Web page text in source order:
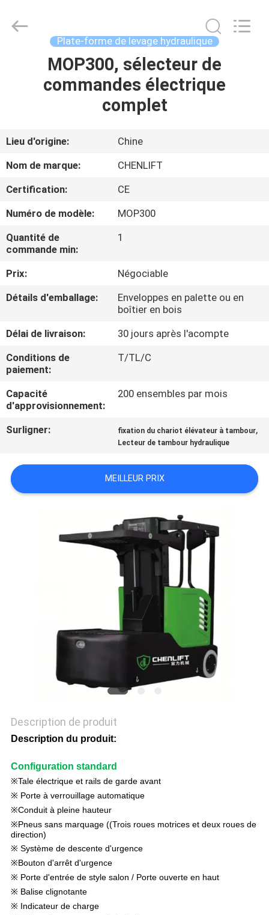
PRODUITS
À
DE
NOUS
VISITE
DE
CONTRÔLE
DE
LA
QUALITÉ
NOUS
CONTACTER
DE
CONFIDENTIALITÉ
MACHINERY
Plate-forme de levage hydraulique
MOP300, sélecteur de
commandes électrique
complet
Lieu d'origine:
Chine
Nom de marque:
CHENLIFT
Certification:
CE
Numéro de modèle:
MOP300
Quantité de
commande min:
1
Prix:
Négociable
Détails d'emballage:
Enveloppes en palette ou en
boîtier en bois
Délai de livraison:
30 jours après l'acompte
Conditions de
paiement:
T/TL/C
Capacité
d'approvisionnement:
200 ensembles par mois
Surligner: fixation du chariot élévateur à tambour,
Lecteur de tambour hydraulique
MEILLEUR PRIX
Description de produit
Description du produit:
Configuration standard
※Tale électrique et rails de garde avant
※ Porte à verrouillage automatique
※Conduit à pleine hauteur
※Pneus sans marquage ((Trois roues motrices et deux roues de
direction)
※ Système de descente d'urgence
※Bouton d'arrêt d'urgence
※ Porte d'entrée de style salon / Porte ouverte en haut
※ Balise clignotante
※ Indicateur de charge